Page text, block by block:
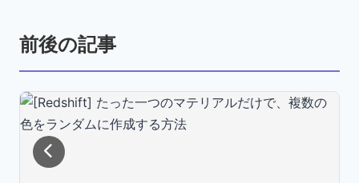
前後の記事